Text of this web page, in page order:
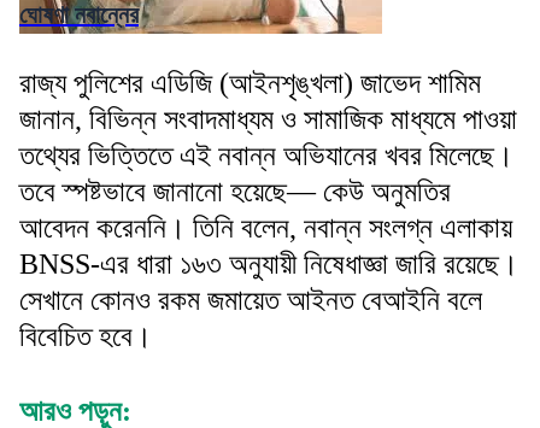
ঘোষণা নবান্নের
রাজ্য পুলিশের এডিজি (আইনশৃঙ্খলা) জাভেদ শামিম
জানান, বিভিন্ন সংবাদমাধ্যম ও সামাজিক মাধ্যমে পাওয়া
তথ্যের ভিত্তিতে এই নবান্ন অভিযানের খবর মিলেছে।
তবে স্পষ্টভাবে জানানো হয়েছে— কেউ অনুমতির
আবেদন করেননি। তিনি বলেন, নবান্ন সংলগ্ন এলাকায়
BNSS-এর ধারা ১৬৩ অনুযায়ী নিষেধাজ্ঞা জারি রয়েছে।
সেখানে কোনও রকম জমায়েত আইনত বেআইনি বলে
বিবেচিত হবে।
আরও পড়ুন: